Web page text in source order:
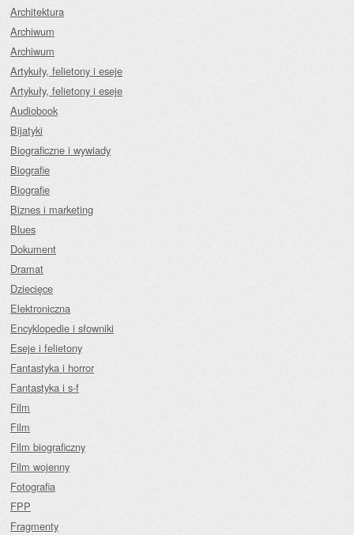
Architektura
Archiwum
Archiwum
Artykuły, felietony i eseje
Artykuły, felietony i eseje
Audiobook
Bijatyki
Biograficzne i wywiady
Biografie
Biografie
Biznes i marketing
Blues
Dokument
Dramat
Dziecięce
Elektroniczna
Encyklopedie i słowniki
Eseje i felietony
Fantastyka i horror
Fantastyka i s-f
Film
Film
Film biograficzny
Film wojenny
Fotografia
FPP
Fragmenty